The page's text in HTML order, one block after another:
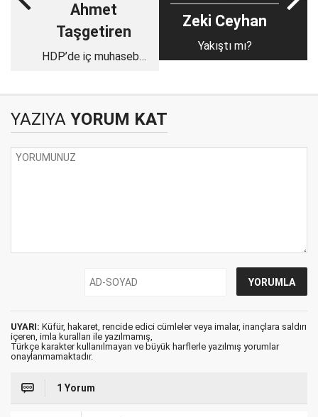
Ahmet
Taşgetiren
HDP’de iç muhasebe
Zeki Ceyhan
Yakıştı mı?
YAZIYA YORUM KAT
UYARI: Küfür, hakaret, rencide edici cümleler veya imalar, inançlara saldırı
içeren, imla kuralları ile yazılmamış,
Türkçe karakter kullanılmayan ve büyük harflerle yazılmış yorumlar
onaylanmamaktadır.
1 Yorum